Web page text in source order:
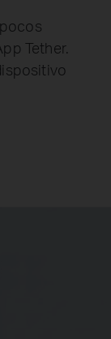
Tether.